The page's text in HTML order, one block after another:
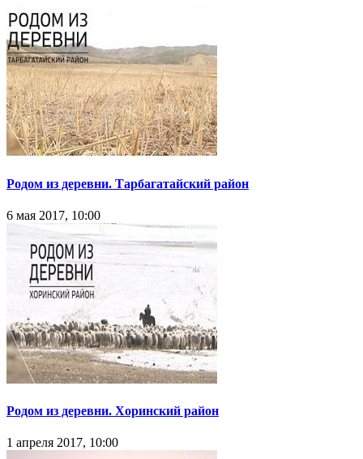
Родом из деревни. Тарбагатайский район
6 мая 2017, 10:00
Родом из деревни. Хоринский район
1 апреля 2017, 10:00